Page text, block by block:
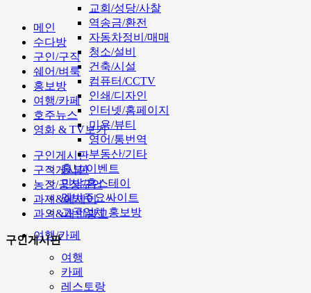
교회/성당/사찰
역송금/환전
자동차정비/매매
청소/설비
건축/시설
컴퓨터/CCTV
인쇄/디자인
인터넷/홈페이지
미용/뷰티
영어/통번역
부동산/기타
홍보/이벤트
민박/홈스테이
멜번주요싸이트
고국업체 홍보방
여행/카페
여행
카페
레스토랑
메인
수다방
구인/구직
쉐어/벼룩
홍보방
여행/카페
호주뉴스
영화 & TV보기
구인게시판
구직게시판
농장/공장구인
과제&에세이
과외&개인광고
구인게시판